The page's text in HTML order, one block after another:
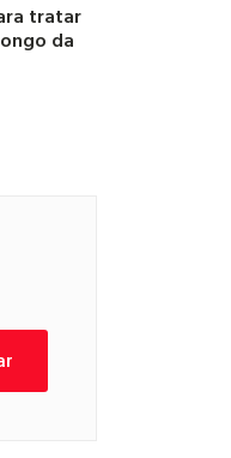
tratar
da